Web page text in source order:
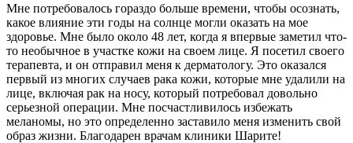
Мне потребовалось гораздо больше времени, чтобы осознать,
какое влияние эти годы на солнце могли оказать на мое
здоровье. Мне было около 48 лет, когда я впервые заметил что-
то необычное в участке кожи на своем лице. Я посетил своего
терапевта, и он отправил меня к дерматологу. Это оказался
первый из многих случаев рака кожи, которые мне удалили на
лице, включая рак на носу, который потребовал довольно
серьезной операции. Мне посчастливилось избежать
меланомы, но это определенно заставило меня изменить свой
образ жизни. Благодарен врачам клиники Шарите!